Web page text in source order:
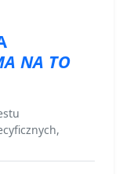
NA TO